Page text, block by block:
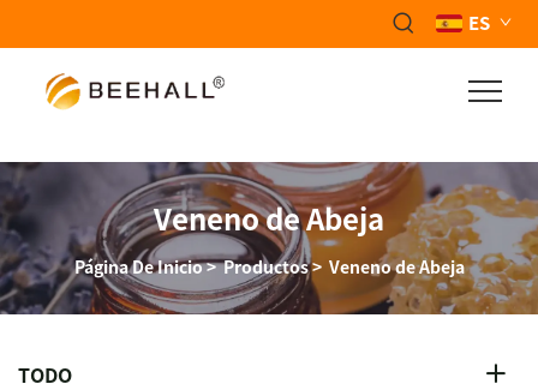
ES
Veneno de Abeja
Página De Inicio>Productos> Veneno de Abeja
TODO